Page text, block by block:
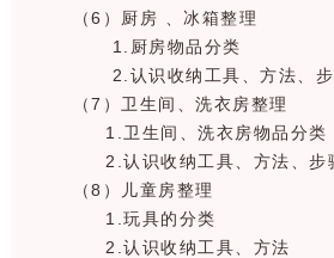
（6）厨房 、冰箱整理
1.厨房物品分类
2.认识收纳工具、方法、步
（7）卫生间、洗衣房整理
1.卫生间、洗衣房物品分类
2.认识收纳工具、方法、步
（8）儿童房整理
1.玩具的分类
2.认识收纳工具、方法